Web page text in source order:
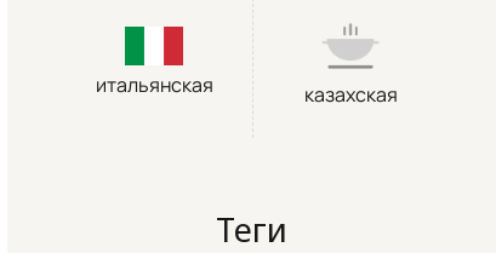
итальянская казахская
Теги